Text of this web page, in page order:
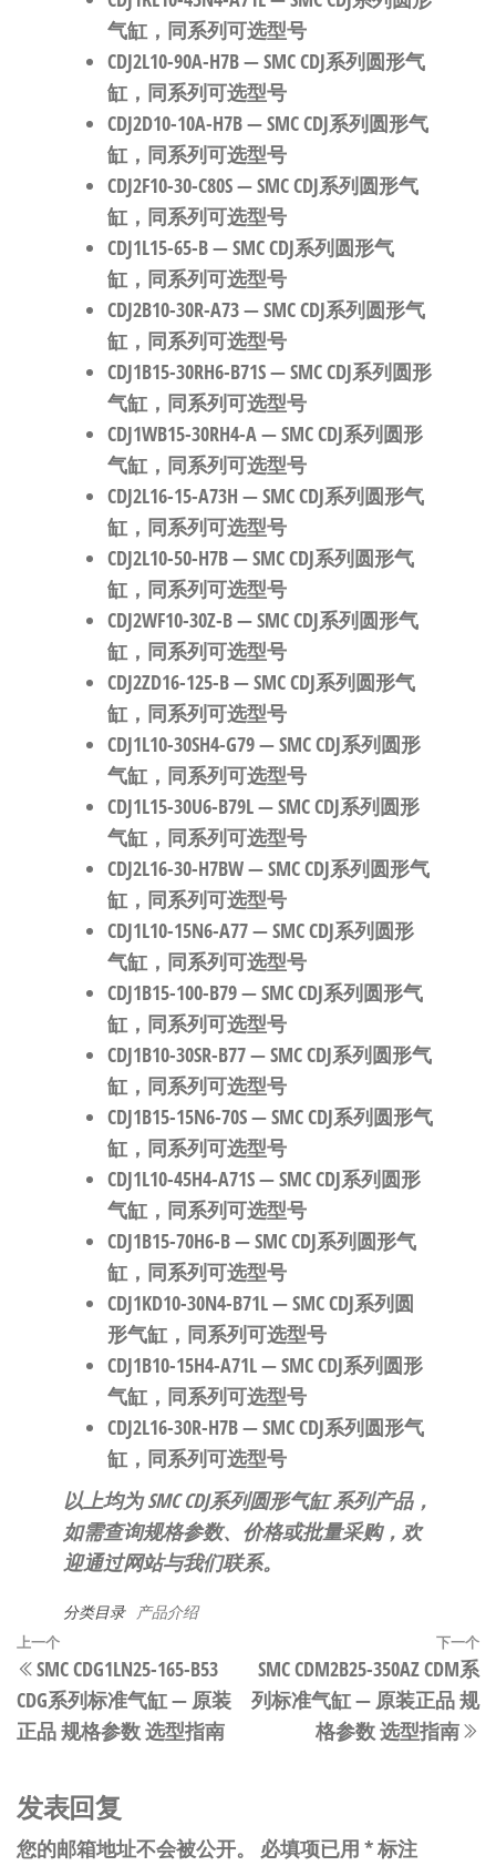
气缸，同系列可选型号
CDJ2L10-90A-H7B— SMC CDJ系列圆形气
缸，同系列可选型号
CDJ2D10-10A-H7B— SMC CDJ系列圆形气
缸，同系列可选型号
CDJ2F10-30-C80S— SMC CDJ系列圆形气
缸，同系列可选型号
CDJ1L15-65-B— SMC CDJ系列圆形气
缸，同系列可选型号
CDJ2B10-30R-A73— SMC CDJ系列圆形气
缸，同系列可选型号
CDJ1B15-30RH6-B71S— SMC CDJ系列圆形
气缸，同系列可选型号
CDJ1WB15-30RH4-A— SMC CDJ系列圆形
气缸，同系列可选型号
CDJ2L16-15-A73H — SMC CDJ系列圆形气
缸，同系列可选型号
CDJ2L10-50-H7B— SMC CDJ系列圆形气
缸，同系列可选型号
CDJ2WF10-30Z-B— SMC CDJ系列圆形气
缸，同系列可选型号
CDJ2ZD16-125-B— SMC CDJ系列圆形气
缸，同系列可选型号
CDJ1L10-30SH4-G79— SMC CDJ系列圆形
气缸，同系列可选型号
CDJ1L15-30U6-B79L— SMC CDJ系列圆形
气缸，同系列可选型号
CDJ2L16-30-H7BW— SMC CDJ系列圆形气
缸，同系列可选型号
CDJ1L10-15N6-A77— SMC CDJ系列圆形
气缸，同系列可选型号
CDJ1B15-100-B79— SMC CDJ系列圆形气
缸，同系列可选型号
CDJ1B10-30SR-B77— SMC CDJ系列圆形气
缸，同系列可选型号
CDJ1B15-15N6-70S— SMC CDJ系列圆形气
缸，同系列可选型号
CDJ1L10-45H4-A71S— SMC CDJ系列圆形
气缸，同系列可选型号
CDJ1B15-70H6-B— SMC CDJ系列圆形气
缸，同系列可选型号
CDJ1KD10-30N4-B71L— SMC CDJ系列圆
形气缸，同系列可选型号
CDJ1B10-15H4-A71L— SMC CDJ系列圆形
气缸，同系列可选型号
CDJ2L16-30R-H7B— SMC CDJ系列圆形气
缸，同系列可选型号
以上均为 SMC CDJ系列圆形气缸 系列产品，
如需查询规格参数、价格或批量采购，欢
迎通过网站与我们联系。
分类目录 产品介绍
文
章
导
上
一
篇
文
上一个
SMC CDG1LN25-165-B53
CDG系列标准气缸 — 原装
正品 规格参数 选型指南
下一个
SMC CDM2B25-350AZ CDM系
列标准气缸 — 原装正品 规
格参数 选型指南
发表回复
您的邮箱地址不会被公开。 必填项已用 *标注